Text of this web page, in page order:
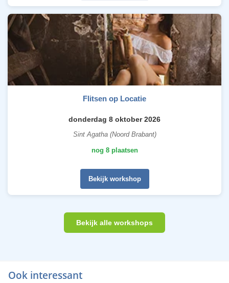
Flitsen op Locatie
donderdag 8 oktober 2026
Sint Agatha (Noord Brabant)
nog 8 plaatsen
Bekijk workshop
Bekijk alle workshops
Ook interessant